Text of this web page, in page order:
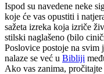
Ispod su navedene neke
koje će vas opustiti i
sažeta izreka koja izriče
stilski naglašeno (bilo
Poslovice postoje na svim
nalaze se već u Bibliji
Ako vas zanima, pročitajte